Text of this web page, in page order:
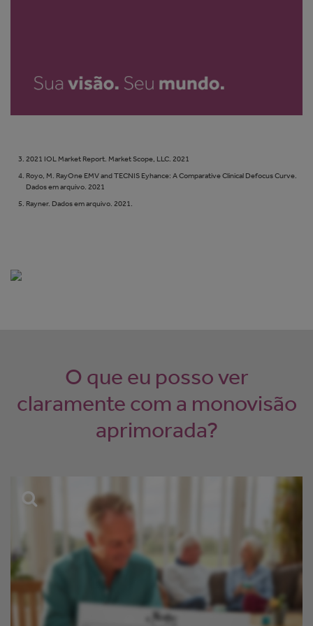
2021 IOL Market Report. Market Scope, LLC. 2021
Royo, M. RayOne EMV and TECNIS Eyhance: A Comparative Clinical Defocus Curve.
Dados em arquivo. 2021
Rayner. Dados em arquivo. 2021.
O que eu posso ver
claramente com a monovisão
aprimorada?